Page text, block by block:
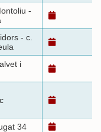
-
- c.
i
34